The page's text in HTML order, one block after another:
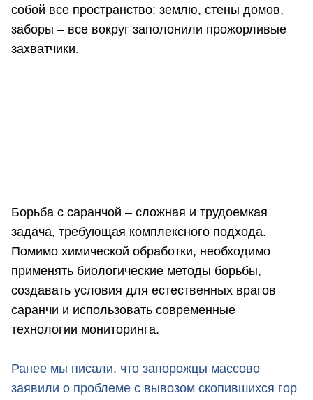
собой все пространство: землю, стены домов,
заборы – все вокруг заполонили прожорливые
захватчики.
Борьба с саранчой – сложная и трудоемкая
задача, требующая комплексного подхода.
Помимо химической обработки, необходимо
применять биологические методы борьбы,
создавать условия для естественных врагов
саранчи и использовать современные
технологии мониторинга.
Ранее мы писали, что запорожцы массово
заявили о проблеме с вывозом скопившихся гор